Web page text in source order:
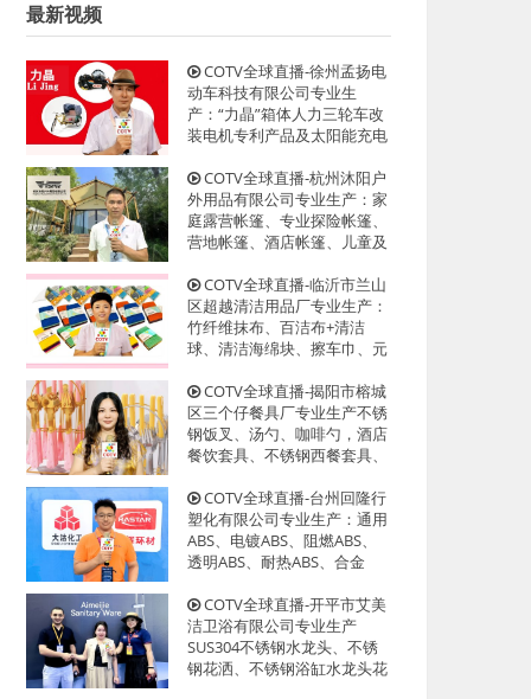
最新视频
COTV全球直播-徐州孟扬电
动车科技有限公司专业生
产：“力晶”箱体人力三轮车改
装电机专利产品及太阳能充电
新、款式多样，欢迎全球新老
客户前来洽谈采购！欢迎大家
光临！
COTV全球直播-杭州沐阳户
外用品有限公司专业生产：家
庭露营帐篷、专业探险帐篷、
营地帐篷、酒店帐篷、儿童及
列产品；设计创新、匠心制
造、款式多样，源头工厂，欢
迎大家光临！
COTV全球直播-临沂市兰山
区超越清洁用品厂专业生产：
竹纤维抹布、百洁布+清洁
球、清洁海绵块、擦车巾、元
抺布等清洁用品，欢迎大家光
临！
COTV全球直播-揭阳市榕城
区三个仔餐具厂专业生产不锈
钢饭叉、汤勺、咖啡勺，酒店
餐饮套具、不锈钢西餐套具、
尚、制造精良、款式多样，现
货供应并承接国内外订单，欢
迎大家光临！
COTV全球直播-台州回隆行
塑化有限公司专业生产：通用
ABS、电镀ABS、阻燃ABS、
透明ABS、耐热ABS、合金
HIPS系列等创新型塑料颗粒产
品，欢迎大家光临！
COTV全球直播-开平市艾美
洁卫浴有限公司专业生产
SUS304不锈钢水龙头、不锈
钢花洒、不锈钢浴缸水龙头花